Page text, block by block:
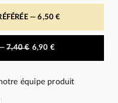
—6,50 €
—7,40 € 6,90 €
équipe produit